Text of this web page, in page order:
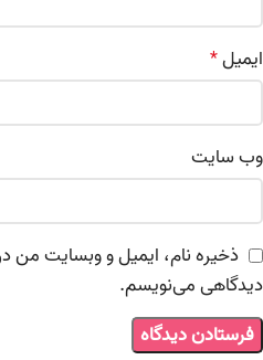
ایمیل*
وب‌ سایت
ذخیره نام، ایمیل و وبسایت من
دیدگاهی می‌نویسم.